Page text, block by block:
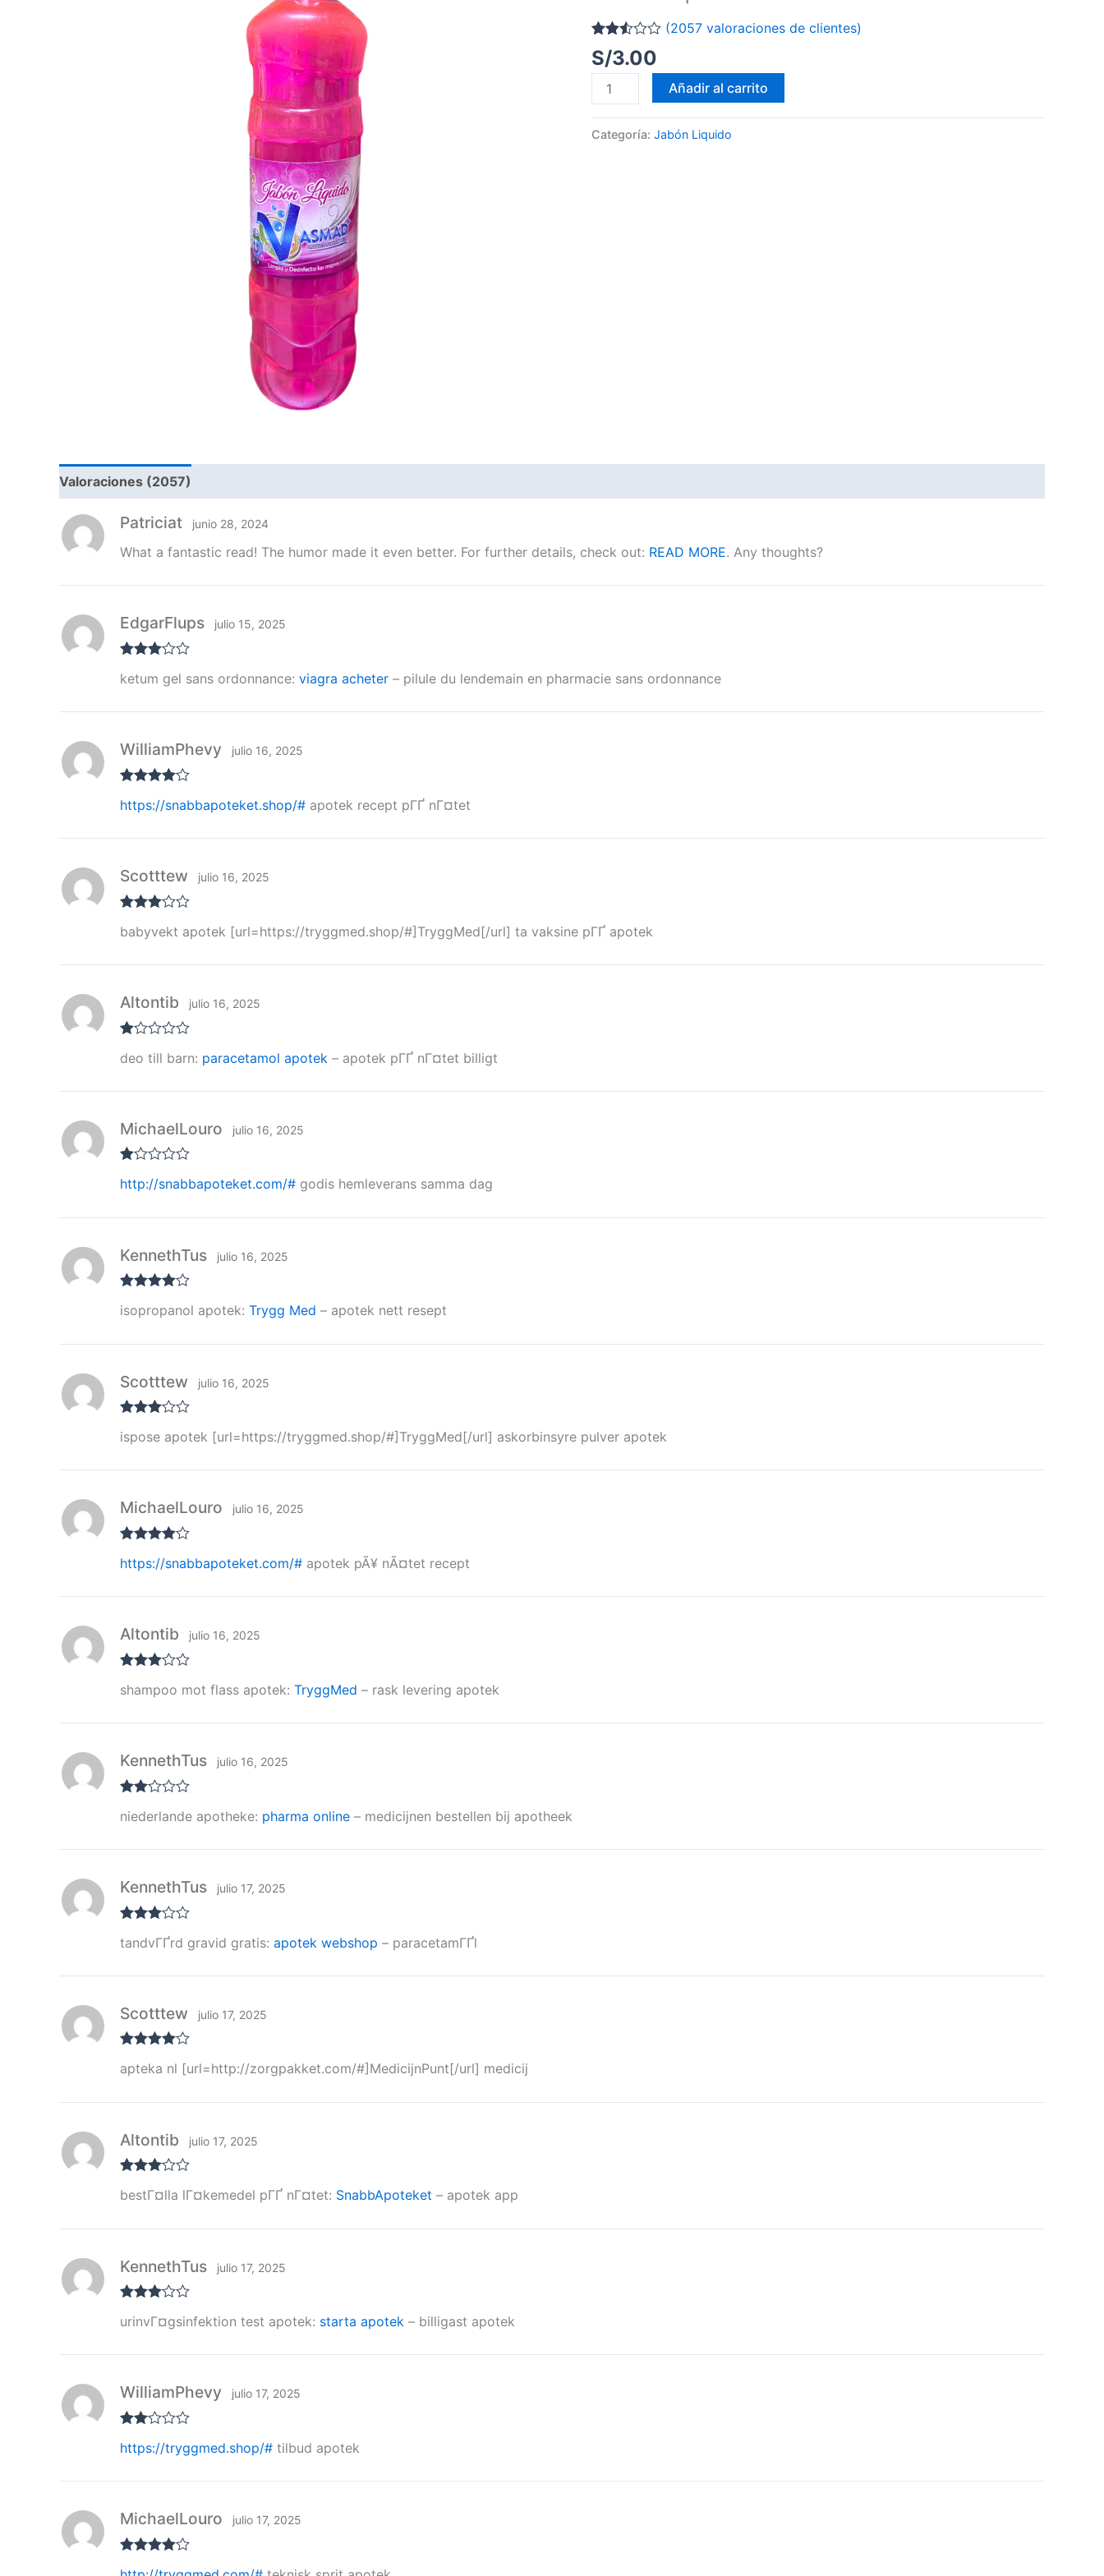
Valorado
con
2.51
de 5
en
a
2055
valoraciones
(2057 valoraciones de clientes)
S/3.00
cantidad
Añadir al carrito
Categoría: Jabón Liquido
Valoraciones (2057)
Patriciat junio 28, 2024
What a fantastic read! The humor made it even better. For further details, check out: READ MORE. Any thoughts?
o con3
EdgarFlups julio 15, 2025
ketum gel sans ordonnance: viagra acheter – pilule du lendemain en pharmacie sans ordonnance
con4de 5
WilliamPhevy julio 16, 2025
https://snabbapoteket.shop/# apotek recept pГҐ nГ¤tet
o con3
Scotttew julio 16, 2025
babyvekt apotek [url=https://tryggmed.shop/#]TryggMed[/url] ta vaksine pГҐ apotek
lor
1
de
5
Altontib julio 16, 2025
deo till barn: paracetamol apotek – apotek pГҐ nГ¤tet billigt
lor
1
de
5
MichaelLouro julio 16, 2025
http://snabbapoteket.com/# godis hemleverans samma dag
con4de 5
KennethTus julio 16, 2025
isopropanol apotek: Trygg Med – apotek nett resept
o con3
Scotttew julio 16, 2025
ispose apotek [url=https://tryggmed.shop/#]TryggMed[/url] askorbinsyre pulver apotek
con4de 5
MichaelLouro julio 16, 2025
https://snabbapoteket.com/# apotek pÃ¥ nÃ¤tet recept
o con3
Altontib julio 16, 2025
shampoo mot flass apotek: TryggMed – rask levering apotek
ado
KennethTus julio 16, 2025
niederlande apotheke: pharma online – medicijnen bestellen bij apotheek
o con3
KennethTus julio 17, 2025
tandvГҐrd gravid gratis: apotek webshop – paracetamГҐl
con4de 5
Scotttew julio 17, 2025
apteka nl [url=http://zorgpakket.com/#]MedicijnPunt[/url] medicij
o con 3
Altontib julio 17, 2025
bestГ¤lla lГ¤kemedel pГҐ nГ¤tet: SnabbApoteket – apotek app
o con3
KennethTus julio 17, 2025
urinvГ¤gsinfektion test apotek: starta apotek – billigast apotek
ado
WilliamPhevy julio 17, 2025
https://tryggmed.shop/# tilbud apotek
MichaelLouro julio 17, 2025